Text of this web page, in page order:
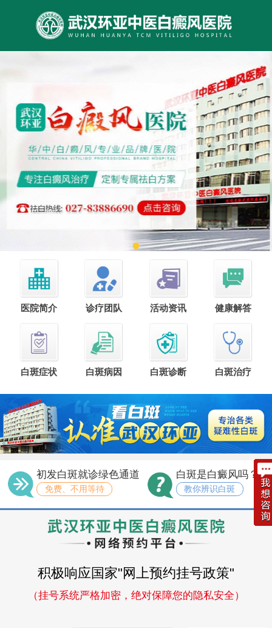
医院简介 诊疗团队 活动资讯 健康解答
白斑症状 白斑病因 白斑诊断 白斑治疗
初发白斑就诊绿色通道
免费、不用等待
白斑是白癜风吗？
教你辨识白斑
积极响应国家"网上预约挂号政策"
（挂号系统严格加密，绝对保障您的隐私安全）